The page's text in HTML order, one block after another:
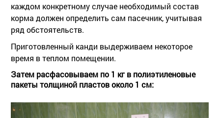
каждом конкретному случае необходимый состав
корма должен определить сам пасечник, учитывая
ряд обстоятельств.
Приготовленный канди выдерживаем некоторое
время в теплом помещении.
Затем расфасовываем по 1 кг в полиэтиленовые
пакеты толщиной пластов около 1 см: